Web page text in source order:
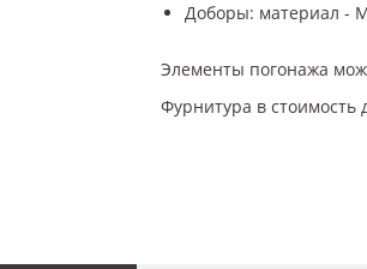
Доборы: материал -
Элементы погонажа
Фурнитура в стоимость